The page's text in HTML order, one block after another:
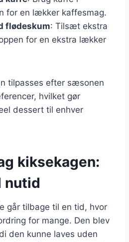
for en lækker kaffesmag.
flødeskum: Tilsæt ekstra
for en ekstra lækker
tilpasses efter sæsonen
hvilket gør
dessert til enhver
kiksekagen:
nutid
går tilbage til en tid, hvor
for mange. Den blev
den kunne laves uden